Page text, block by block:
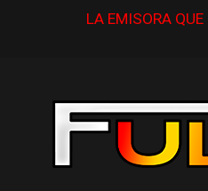
LA EMISORA QUE